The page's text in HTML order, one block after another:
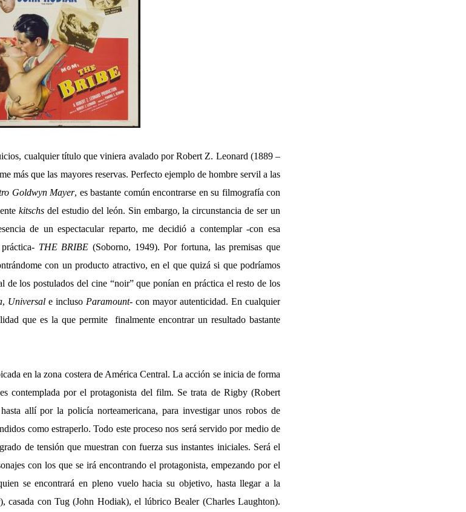
cualquier título que viniera avalado por Robert Z. Leonard (1889 –
más que las mayores reservas. Perfecto ejemplo de hombre servil a las
Goldwyn Mayer, es bastante común encontrarse en su filmografía con
kitschs del estudio del león. Sin embargo, la circunstancia de ser un
de un espectacular reparto, me decidió a contemplar -con esa
THE BRIBE (Soborno, 1949). Por fortuna, las premisas que
con un producto atractivo, en el que quizá si que podríamos
de los postulados del cine “noir” que ponían en práctica el resto de los
, Universal e incluso Paramount- con mayor autenticidad. En cualquier
que es la que permite
finalmente encontrar un resultado bastante
en la zona costera de América Central. La acción se inicia de forma
contemplada por el protagonista del film. Se trata de Rigby (Robert
allí por la policía norteamericana, para investigar unos robos de
como estraperlo. Todo este proceso nos será servido por medio de
de tensión que muestran con fuerza sus instantes iniciales. Será el
con los que se irá encontrando el protagonista, empezando por el
se encontrará en pleno vuelo hacia su objetivo, hasta llegar a la
casada con Tug (John Hodiak), el lúbrico Bealer (Charles Laughton).